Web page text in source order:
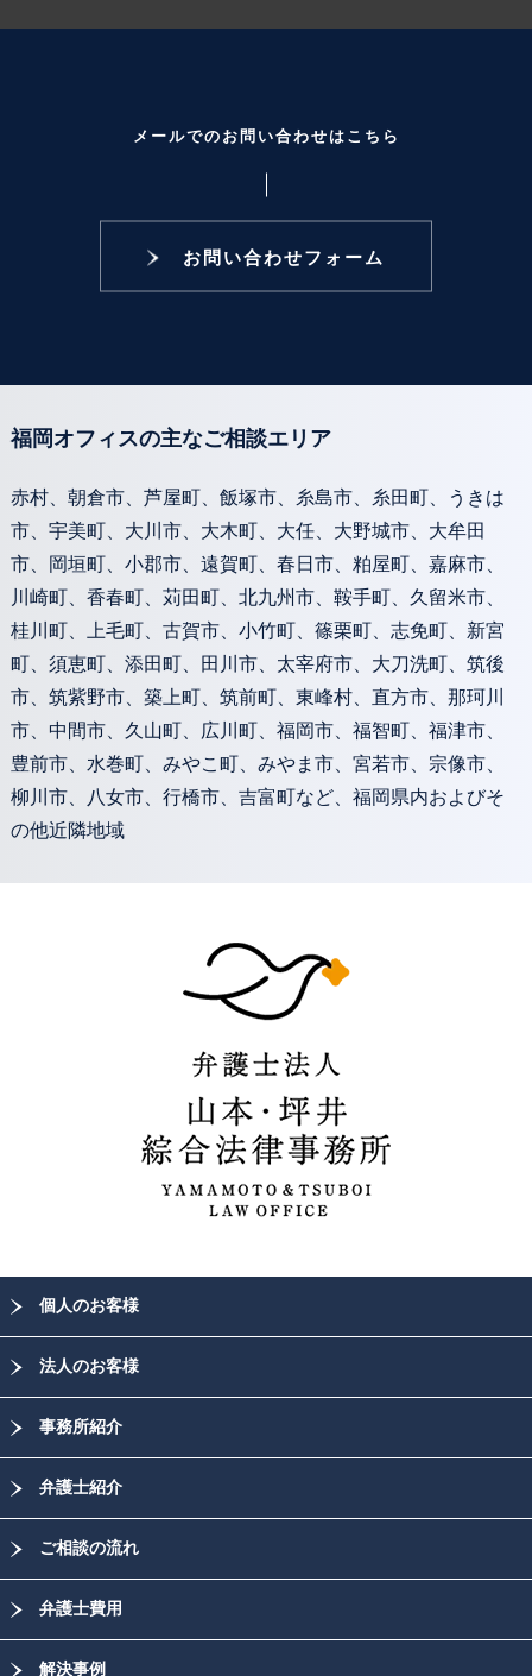
メールでのお問い合わせはこちら
お問い合わせフォーム
福岡オフィスの主なご相談エリア
赤村、朝倉市、芦屋町、飯塚市、糸島市、糸田町、うきは
市、宇美町、大川市、大木町、大任、大野城市、大牟田
市、岡垣町、小郡市、遠賀町、春日市、粕屋町、嘉麻市、
川崎町、香春町、苅田町、北九州市、鞍手町、久留米市、
桂川町、上毛町、古賀市、小竹町、篠栗町、志免町、新宮
町、須恵町、添田町、田川市、太宰府市、大刀洗町、筑後
市、筑紫野市、築上町、筑前町、東峰村、直方市、那珂川
市、中間市、久山町、広川町、福岡市、福智町、福津市、
豊前市、水巻町、みやこ町、みやま市、宮若市、宗像市、
柳川市、八女市、行橋市、吉富町など、福岡県内およびそ
の他近隣地域
個人のお客様
法人のお客様
事務所紹介
弁護士紹介
ご相談の流れ
弁護士費用
解決事例